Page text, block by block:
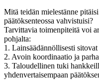
Mitä teidän mielestänne
päätöksenteossa vahvistuisi?
Tarvittavia toimenpiteitä voi
pohjalta:
1. Lainsäädännöllisesti
2. Avoin koordinaatio ja
3. Taloudellinen tuki
yhdenvertaisempaan